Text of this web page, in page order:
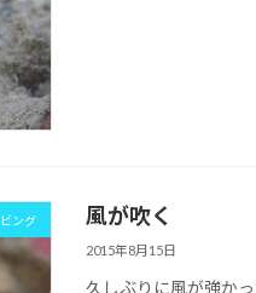
ング 風が吹く
2015年8月15日
久しぶりに風が強か